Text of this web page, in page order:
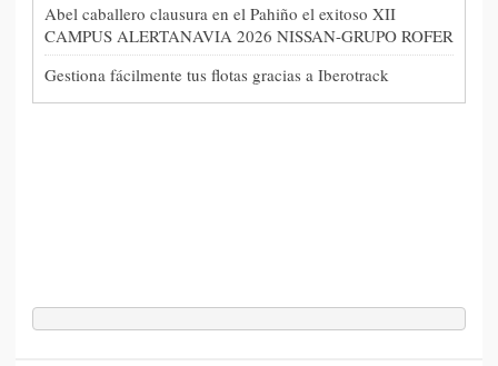
Abel caballero clausura en el Pahiño el exitoso XII
CAMPUS ALERTANAVIA 2026 NISSAN-GRUPO ROFER
Gestiona fácilmente tus flotas gracias a Iberotrack